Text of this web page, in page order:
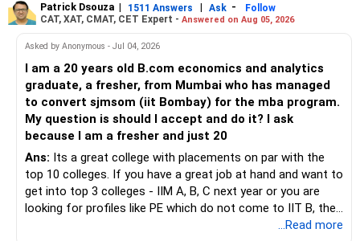
Patrick Dsouza | 1511 Answers | Ask -
Follow
CAT, XAT, CMAT, CET Expert - Answered on Aug 05, 2026
Asked by Anonymous - Jul 04, 2026
I am a 20 years old B.com economics and analytics
graduate, a fresher, from Mumbai who has managed
to convert sjmsom (iit Bombay) for the mba program.
My question is should I accept and do it? I ask
because I am a fresher and just 20
Ans: Its a great college with placements on par with the
top 10 colleges. If you have a great job at hand and want to
get into top 3 colleges - IIM A, B, C next year or you are
looking for profiles like PE which do not come to IIT B, then
...Read more